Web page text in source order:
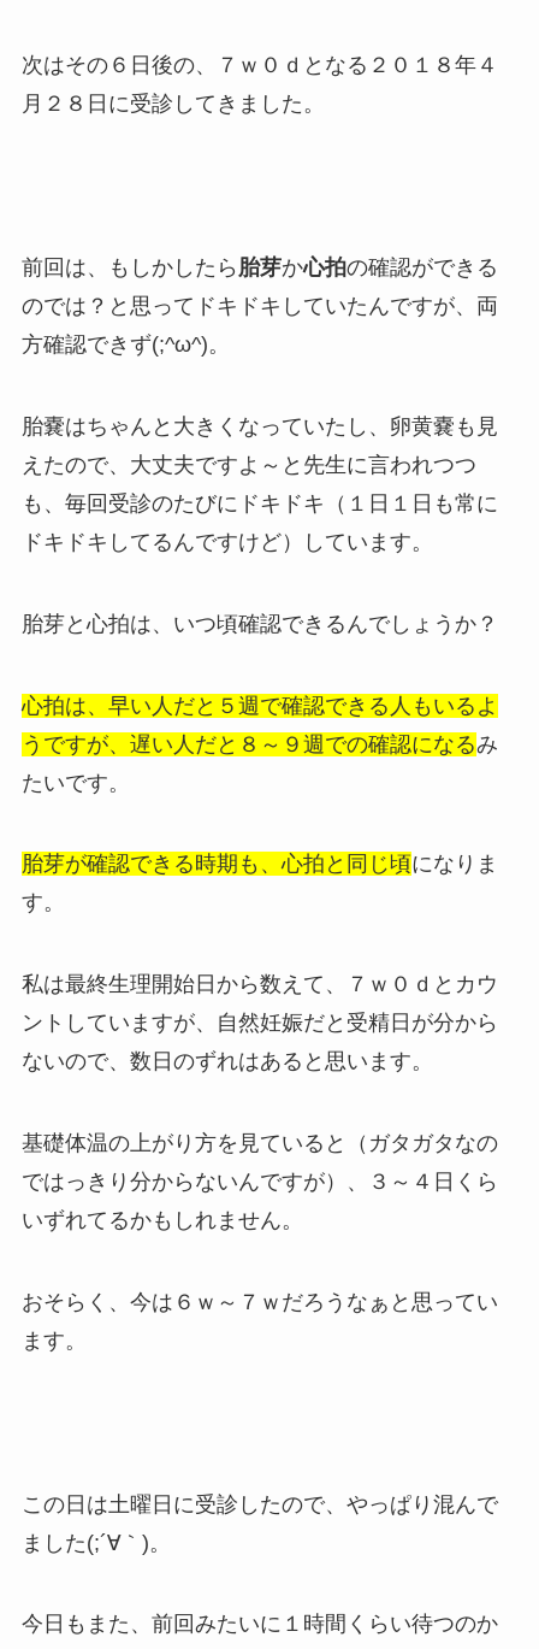
次はその６日後の、７ｗ０ｄとなる２０１８年４
月２８日に受診してきました。
前回は、もしかしたら 胎芽か心拍の確認ができる
のでは？と思ってドキドキしていたんですが、両
方確認できず(;^ω^)。
胎嚢はちゃんと大きくなっていたし、卵黄嚢も見
えたので、大丈夫ですよ～と先生に言われつつ
も、毎回受診のたびにドキドキ（１日１日も常に
ドキドキしてるんですけど）しています。
胎芽と心拍は、いつ頃確認できるんでしょうか？
心拍は、早い人だと５週で確認できる人もいるよ
うですが、遅い人だと８～９週での確認になるみ
たいです。
胎芽が確認できる時期も、心拍と同じ頃になりま
す。
私は最終生理開始日から数えて、７ｗ０ｄとカウ
ントしていますが、自然妊娠だと受精日が分から
ないので、数日のずれはあると思います。
基礎体温の上がり方を見ていると（ガタガタなの
ではっきり分からないんですが）、３～４日くら
いずれてるかもしれません。
おそらく、今は６ｗ～７ｗだろうなぁと思ってい
ます。
この日は土曜日に受診したので、やっぱり混んで
ました(;´∀｀)。
今日もまた、前回みたいに１時間くらい待つのか